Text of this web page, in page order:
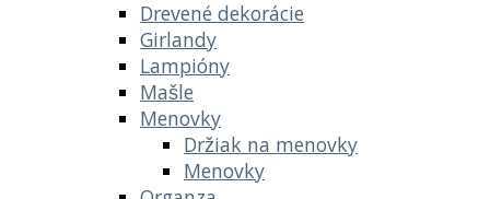
Drevené dekorácie
Girlandy
Lampióny
Mašle
Menovky
Držiak na menovky
Menovky